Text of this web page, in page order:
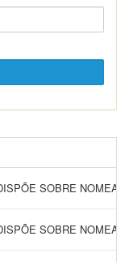
SOBRE
SOBRE